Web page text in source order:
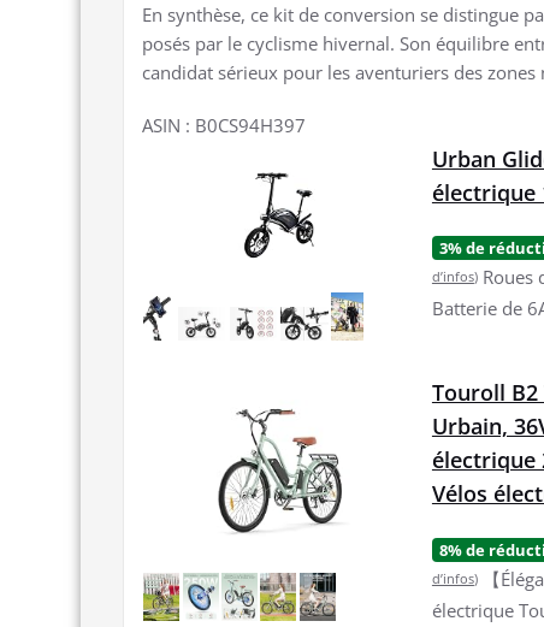
En synthèse, ce kit de conversion se distingue
posés par le cyclisme hivernal. Son équilibre
candidat sérieux pour les aventuriers des
ASIN : B0CS94H397
Urban
électrique
3% de
d’infos) Roues
Batterie de
Touroll
Urbain,
électrique
Vélos
8% de
d’infos)
【
électrique